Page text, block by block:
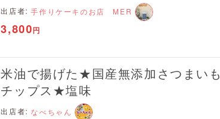
出店者:手作りケーキのお店 MER
3,800円
米油で揚げた★国産無添加さつまいも
チップス★塩味
出店者: なべちゃん